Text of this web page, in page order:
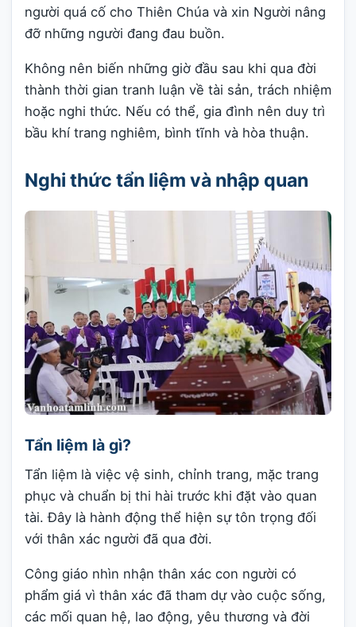
người quá cố cho Thiên Chúa và xin Người nâng
đỡ những người đang đau buồn.
Không nên biến những giờ đầu sau khi qua đời
thành thời gian tranh luận về tài sản, trách nhiệm
hoặc nghi thức. Nếu có thể, gia đình nên duy trì
bầu khí trang nghiêm, bình tĩnh và hòa thuận.
Nghi thức tẩn liệm và nhập quan
Tẩn liệm là gì?
Tẩn liệm là việc vệ sinh, chỉnh trang, mặc trang
phục và chuẩn bị thi hài trước khi đặt vào quan
tài. Đây là hành động thể hiện sự tôn trọng đối
với thân xác người đã qua đời.
Công giáo nhìn nhận thân xác con người có
phẩm giá vì thân xác đã tham dự vào cuộc sống,
các mối quan hệ, lao động, yêu thương và đời